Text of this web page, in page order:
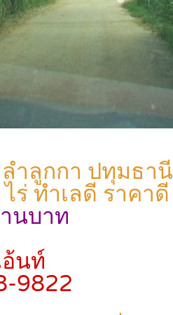
ำลูกกา ปทุมธานี
ร่ ทำเลดี ราคาดี
นบาท
นท์
9822